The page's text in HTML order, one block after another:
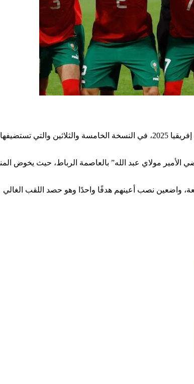
اليوم ضد الكاميرون في ربع نهائي كأس أمم إفريقيا 2025، في النسخة الخامسة والثلاثين والتي
الأمير مولاي عبد الله” بالعاصمة الرباط، حيث يخوض
واضعين نصب أعينهم هدفًا واحدًا وهو حصد اللقب